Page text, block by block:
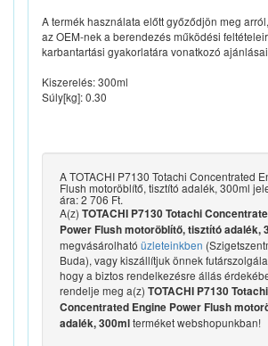
A termék használata előtt győződjön meg
az OEM-nek a berendezés működési
karbantartási gyakorlatára vonatkozó
Kiszerelés: 300ml
Súly[kg]: 0.30
A TOTACHI P7130 Totachi Concentrated
Flush motoröblítő, tisztító adalék, 300ml
ára: 2 706 Ft.
A(z) TOTACHI P7130 Totachi
Power Flush motoröblítő, tisztító adalék,
megvásárolható üzleteinkben
Buda), vagy kiszállítjuk önnek
hogy a biztos rendelkezésre állás
rendelje meg a(z) TOTACHI P7130 Totachi
Concentrated Engine Power Flush
adalék, 300mlterméket webshopunkban!